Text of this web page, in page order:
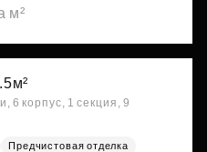
м²
6 корпус, 1 секция, 9
Предчистовая отделка